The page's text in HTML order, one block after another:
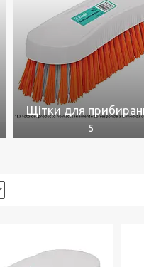
Щітки для
5